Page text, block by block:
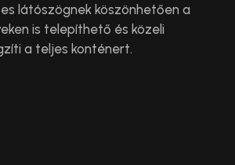
látószögnek köszönhetően a
is telepíthető és közeli
a teljes konténert.